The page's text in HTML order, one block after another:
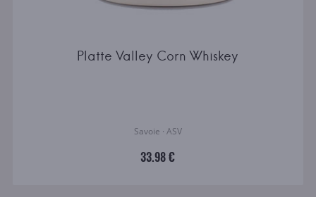
Platte Valley Corn Whiskey
Savoie · ASV
33.98 €